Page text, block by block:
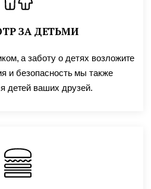
ЗА ДЕТЬМИ
а заботу о детях возложите
и безопасность мы также
детей ваших друзей.